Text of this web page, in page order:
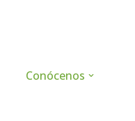
Conócenos